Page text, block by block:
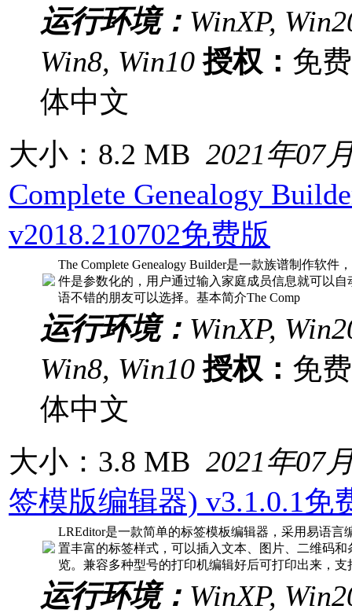
运行环境： WinXP,
Win8, Win10 授权： 免
体中文
大小：8.2 MB 2021年07
Complete Genealogy
v2018.210702免费版
The Complete Genealogy Builder是一款族谱制作软
件是参数化的，用户通过输入家庭成员信息就可以
语不错的朋友可以选择。基本简介The Comp
运行环境： WinXP,
Win8, Win10 授权： 免
体中文
大小：3.8 MB 2021年07
签模版编辑器) v3.1.0.1免
LREditor是一款简单的标签模板编辑器，采用易语
置丰富的标签样式，可以插入文本、图片、二维码
览。兼容多种型号的打印机编辑好后可打印出来，
运行环境： WinXP,